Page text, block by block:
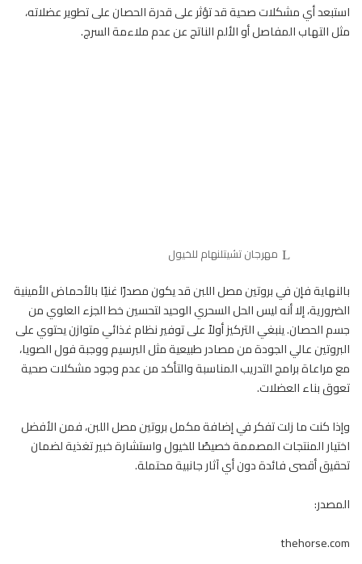
استبعد أي مشكلات صحية قد تؤثر على قدرة الحصان على تطوير عضلاته،
مثل التهاب المفاصل أو الألم الناتج عن عدم ملاءمة السرج.
مهرجان تشيتلنهام للخيول
بالنهاية فإن في بروتين مصل اللبن قد يكون مصدرًا غنيًا بالأحماض الأمينية
الضرورية، إلا أنه ليس الحل السحري الوحيد لتحسين خط الجزء العلوي من
جسم الحصان. ينبغي التركيز أولاً على توفير نظام غذائي متوازن يحتوي على
البروتين عالي الجودة من مصادر طبيعية مثل البرسيم ووجبة فول الصويا،
مع مراعاة برامج التدريب المناسبة والتأكد من عدم وجود مشكلات صحية
تعوق بناء العضلات.
وإذا كنت ما زلت تفكر في إضافة مكمل بروتين مصل اللبن، فمن الأفضل
اختيار المنتجات المصممة خصيصًا للخيول واستشارة خبير تغذية لضمان
تحقيق أقصى فائدة دون أي آثار جانبية محتملة.
المصدر:
thehorse.com